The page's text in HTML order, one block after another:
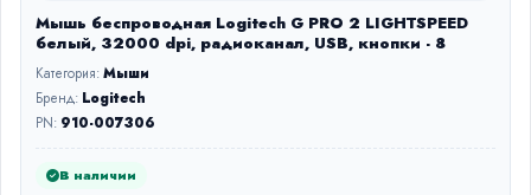
Мышь беспроводная Logitech G PRO 2 LIGHTSPEED
белый, 32000 dpi, радиоканал, USB, кнопки - 8
Категория:Мыши
Бренд: Logitech
PN: 910-007306
В наличии